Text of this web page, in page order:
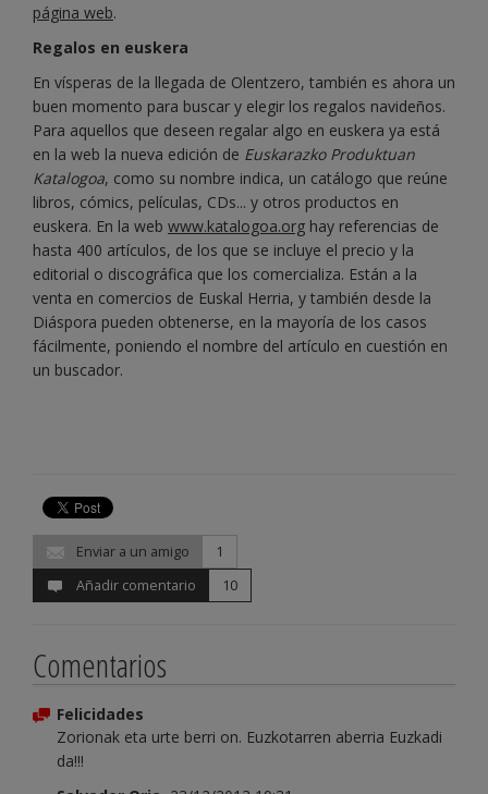
página web.
Regalos en euskera
En vísperas de la llegada de Olentzero, también es ahora un
buen momento para buscar y elegir los regalos navideños.
Para aquellos que deseen regalar algo en euskera ya está
en la web la nueva edición de Euskarazko Produktuan
Katalogoa, como su nombre indica, un catálogo que reúne
libros, cómics, películas, CDs... y otros productos en
euskera. En la web www.katalogoa.org hay referencias de
hasta 400 artículos, de los que se incluye el precio y la
editorial o discográfica que los comercializa. Están a la
venta en comercios de Euskal Herria, y también desde la
Diáspora pueden obtenerse, en la mayoría de los casos
fácilmente, poniendo el nombre del artículo en cuestión en
un buscador.
Enviar a un amigo
1
Añadir comentario
10
Comentarios
Felicidades
Zorionak eta urte berri on. Euzkotarren aberria Euzkadi
da!!!